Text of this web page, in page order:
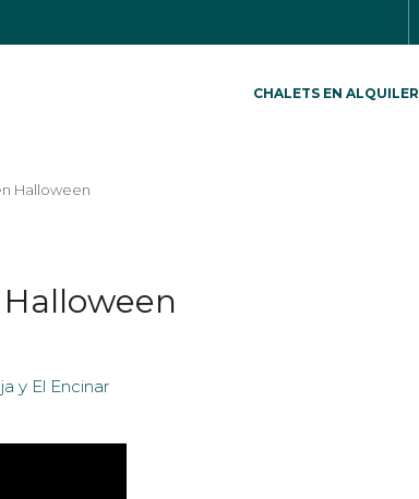
CHALETS EN ALQUILER
Halloween
y El Encinar